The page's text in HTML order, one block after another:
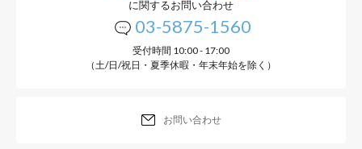
に関するお問い合わせ
03-5875-1560
受付時間 10:00 - 17:00
（土/日/祝日・夏季休暇・年末年始を除く）
お問い合わせ